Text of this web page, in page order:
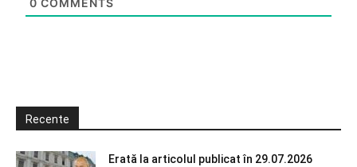
0 COMMENTS
Recente
Erată la articolul publicat în 29.07.2026